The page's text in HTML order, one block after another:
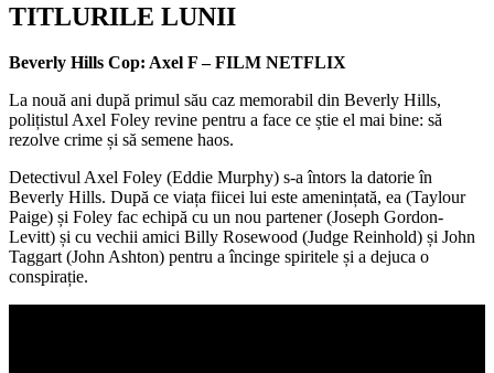
TITLURILE LUNII
Beverly Hills Cop: Axel F – FILM NETFLIX
La nouă ani după primul său caz memorabil din Beverly Hills,
polițistul Axel Foley revine pentru a face ce știe el mai bine: să
rezolve crime și să semene haos.
Detectivul Axel Foley (Eddie Murphy) s-a întors la datorie în
Beverly Hills. După ce viața fiicei lui este amenințată, ea (Taylour
Paige) și Foley fac echipă cu un nou partener (Joseph Gordon-
Levitt) și cu vechii amici Billy Rosewood (Judge Reinhold) și John
Taggart (John Ashton) pentru a încinge spiritele și a dejuca o
conspirație.